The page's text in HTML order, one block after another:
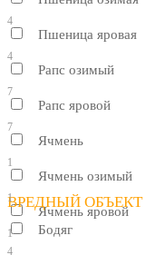
4
Пшеница яровая
4
Рапс озимый
7
Рапс яровой
7
Ячмень
1
Ячмень озимый
1
Ячмень яровой
1
ВРЕДНЫЙ ОБЪЕКТ
Бодяг
4